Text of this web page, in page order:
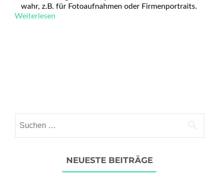
wahr, z.B. für Fotoaufnahmen oder Firmenportraits.
Weiterlesen
Navigation
nach:
NEUESTE BEITRÄGE